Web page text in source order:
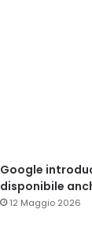
Google
disponibile
12 Maggio 2026